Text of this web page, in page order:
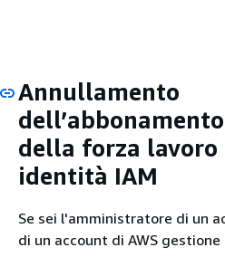
Annullamento
della forza lavoro
identità IAM
Se sei l'amministratore di un
di un account di AWS gestione